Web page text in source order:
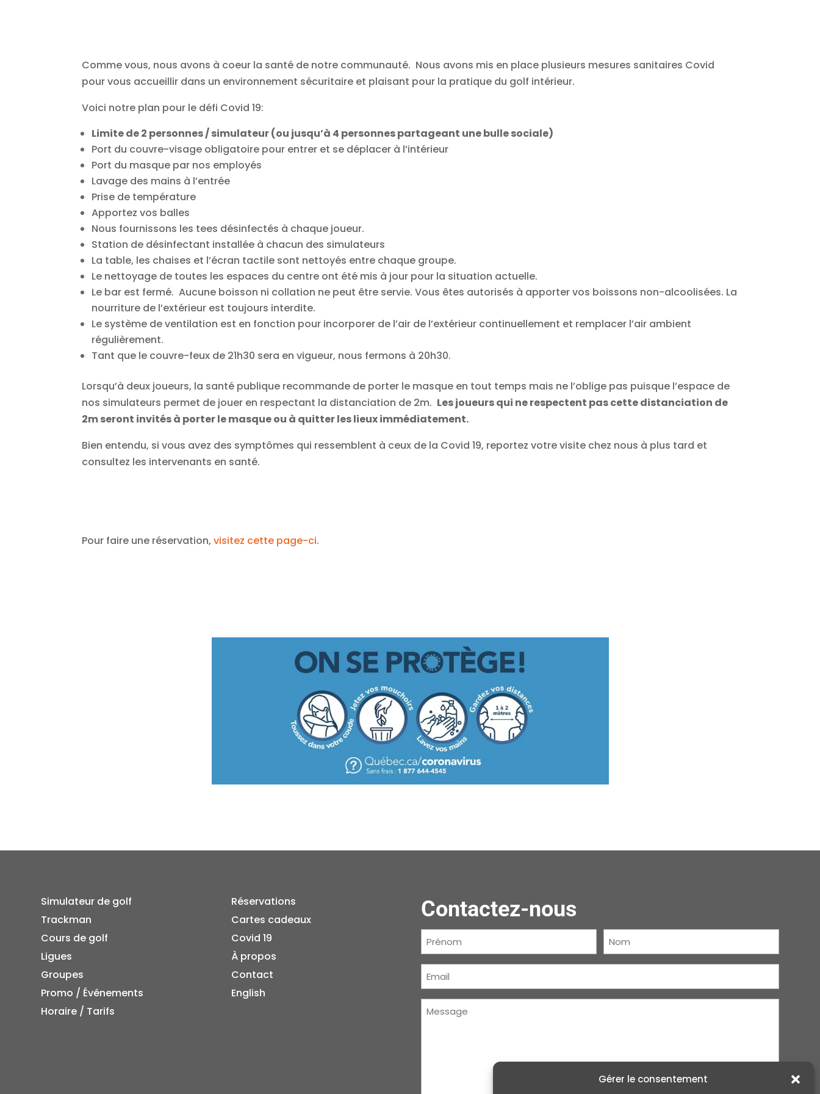
Gérer le consentement
Comme vous, nous avons à coeur la santé de notre communauté. Nous avons mis en place plusieurs mesures sanitaires Covid
pour vous accueillir dans un environnement sécuritaire et plaisant pour la pratique du golf intérieur.
Voici notre plan pour le défi Covid 19:
Limite de 2 personnes / simulateur (ou jusqu’à 4 personnes partageant une bulle sociale)
Port du couvre-visage obligatoire pour entrer et se déplacer à l’intérieur
Port du masque par nos employés
Lavage des mains à l’entrée
Prise de température
Apportez vos balles
Nous fournissons les tees désinfectés à chaque joueur.
Station de désinfectant installée à chacun des simulateurs
La table, les chaises et l’écran tactile sont nettoyés entre chaque groupe.
Le nettoyage de toutes les espaces du centre ont été mis à jour pour la situation actuelle.
Le bar est fermé. Aucune boisson ni collation ne peut être servie. Vous êtes autorisés à apporter vos boissons non-alcoolisées. La
nourriture de l’extérieur est toujours interdite.
Le système de ventilation est en fonction pour incorporer de l’air de l’extérieur continuellement et remplacer l’air ambient
régulièrement.
Tant que le couvre-feux de 21h30 sera en vigueur, nous fermons à 20h30.
Lorsqu’à deux joueurs, la santé publique recommande de porter le masque en tout temps mais ne l’oblige pas puisque l’espace de
nos simulateurs permet de jouer en respectant la distanciation de 2m. Les joueurs qui ne respectent pas cette distanciation de
2m seront invités à porter le masque ou à quitter les lieux immédiatement.
Bien entendu, si vous avez des symptômes qui ressemblent à ceux de la Covid 19, reportez votre visite chez nous à plus tard et
consultez les intervenants en santé.
Pour faire une réservation,visitez cette page-ci.
Simulateur de golf
Trackman
Cours de golf
Ligues
Groupes
Promo / Événements
Horaire / Tarifs
Réservations
Cartes cadeaux
Covid 19
À propos
Contact
English
Contactez-nous
Prénom Nom
Courriel
Message